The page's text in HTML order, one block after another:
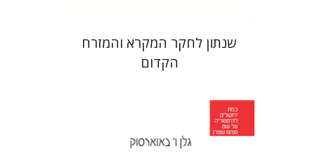
שנתון לחקר המקרא והמזרח
הקדום
גלן ו' באוארסוק